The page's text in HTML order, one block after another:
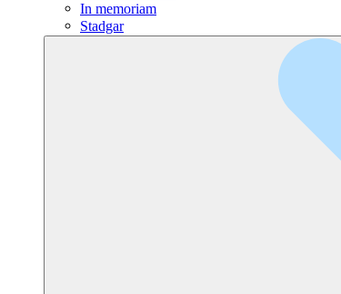
In memoriam
Stadgar